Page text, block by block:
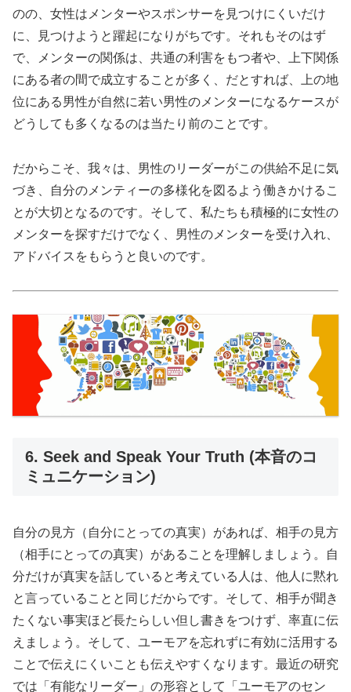
のの、女性はメンターやスポンサーを見つけにくいだけ
に、見つけようと躍起になりがちです。それもそのはず
で、メンターの関係は、共通の利害をもつ者や、上下関係
にある者の間で成立することが多く、だとすれば、上の地
位にある男性が自然に若い男性のメンターになるケースが
どうしても多くなるのは当たり前のことです。
だからこそ、我々は、男性のリーダーがこの供給不足に気
づき、自分のメンティーの多様化を図るよう働きかけるこ
とが大切となるのです。そして、私たちも積極的に女性の
メンターを探すだけでなく、男性のメンターを受け入れ、
アドバイスをもらうと良いのです。
6. Seek and Speak Your Truth (本音のコ
ミュニケーション)
自分の見方（自分にとっての真実）があれば、相手の見方
（相手にとっての真実）があることを理解しましょう。自
分だけが真実を話していると考えている人は、他人に黙れ
と言っていることと同じだからです。そして、相手が聞き
たくない事実ほど長たらしい但し書きをつけず、率直に伝
えましょう。そして、ユーモアを忘れずに有効に活用する
ことで伝えにくいことも伝えやすくなります。最近の研究
では「有能なリーダー」の形容として「ユーモアのセン